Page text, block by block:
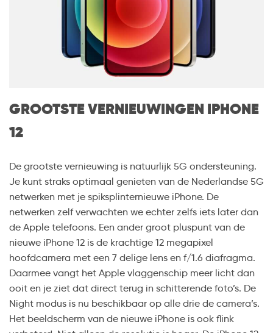
GROOTSTE VERNIEUWINGEN IPHONE
12
De grootste vernieuwing is natuurlijk 5G ondersteuning.
Je kunt straks optimaal genieten van de Nederlandse 5G
netwerken met je spiksplinternieuwe iPhone. De
netwerken zelf verwachten we echter zelfs iets later dan
de Apple telefoons. Een ander groot pluspunt van de
nieuwe iPhone 12 is de krachtige 12 megapixel
hoofdcamera met een 7 delige lens en f/1.6 diafragma.
Daarmee vangt het Apple vlaggenschip meer licht dan
ooit en je ziet dat direct terug in schitterende foto’s. De
Night modus is nu beschikbaar op alle drie de camera’s.
Het beeldscherm van de nieuwe iPhone is ook flink